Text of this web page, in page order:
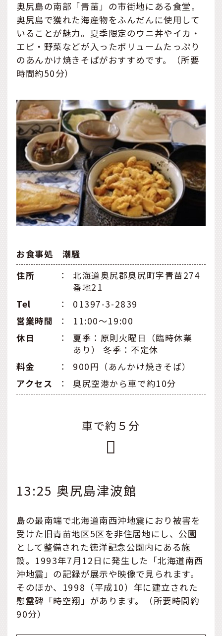
奥尻島の南部「青苗」の市街地にある食堂。
奥尻島で獲れた海産物をふんだんに使用して
いることが魅力。夏季限定のウニ丼やイカ・
エビ・野菜などが入ったボリュームたっぷり
のあんかけ焼きそばがおすすめです。（所要
時間約50分）
お食事処 潮騒
住所
：
北海道奥尻郡奥尻町字青苗274
番地21
Tel
：
01397-3-2839
営業時間
：
11:00～19:00
休日
：
夏季：原則火曜日（臨時休業
あり） 冬季：不定休
料金
：
900円（あんかけ焼きそば）
アクセス
： 奥尻空港から車で約10分
車で約５分
13:25 奥尻島津波館
島の最南端で北海道南西沖地震におり被害を
受けた旧青苗地区5区を非住居地にし、公園
として整備された徳洋記念公園内にある施
設。1993年7月12日に発生した「北海道南西
沖地震」の記録が展示や映像で見られます。
そのほか、1998（平成10）年に建立された
慰霊碑「時空翔」があります。（所要時間約
90分）